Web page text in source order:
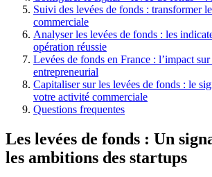
Suivi des levées de fonds : transformer
commerciale
Analyser les levées de fonds : les
opération réussie
Levées de fonds en France : l’impact sur
entrepreneurial
Capitaliser sur les levées de fonds : le
votre activité commerciale
Questions frequentes
Les levées de fonds : Un
les ambitions des startups